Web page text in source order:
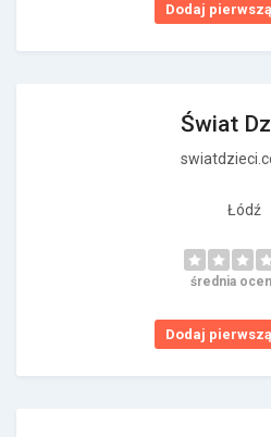
Dodaj
Świat
Łódź
średnia
Dodaj